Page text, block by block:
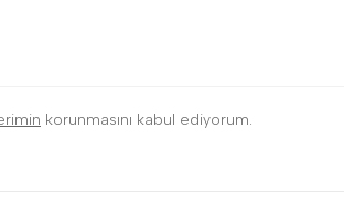
korunmasını kabul ediyorum.